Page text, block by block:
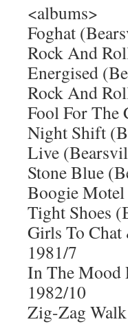
<albums>
Foghat
Rock And
Energised
Rock And
Fool For The
Night Shift
Live
Stone Blue
Boogie
Tight Shoes
Girls To
1981/7
In The Mood
1982/10
Zig-Zag